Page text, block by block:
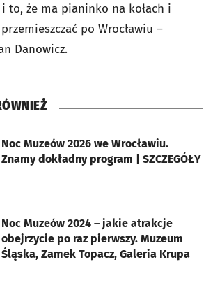
to, że ma pianinko na kołach i
po Wrocławiu –
Danowicz.
Noc Muzeów 2026 we Wrocławiu.
Znamy dokładny program | SZCZEGÓŁY
karcie
Noc Muzeów 2024 – jakie atrakcje
obejrzycie po raz pierwszy. Muzeum
Śląska, Zamek Topacz, Galeria Krupa
karcie